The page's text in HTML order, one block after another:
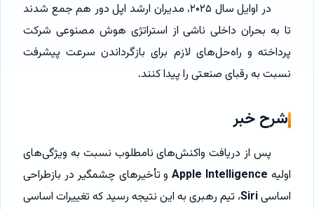
در اوایل سال ۲۰۲۵، مدیران ارشد اپل دور هم جمع شدند
تا به بحران داخلی ناشی از استراتژی هوش مصنوعی شرکت
پرداخته و راه‌حل‌های لازم برای بازگرداندن سرعت پیشرفت
نسبت به رقبای صنعتی را پیدا کنند.
شرح خبر
پس از دریافت واکنش‌های نامطلوب نسبت به ویژگی‌های
اولیه Apple Intelligenceو تأخیرهای چشمگیر در بازطراحی
اساسیSiri، تیم رهبری به این نتیجه رسید که تغییرات اساسی